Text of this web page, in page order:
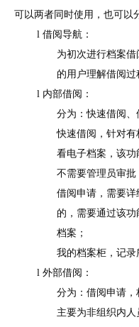
可以两者同时使用，也可以
l 借阅导航：
为初次进行档案
的用户理解借阅过
l 内部借阅：
分为：快速借阅
快速借阅，针对
看电子档案，该
不需要管理员审批
借阅申请，需要
的，需要通过该
档案；
我的档案柜，记录
l 外部借阅：
分为：借阅申请
主要为非组织内